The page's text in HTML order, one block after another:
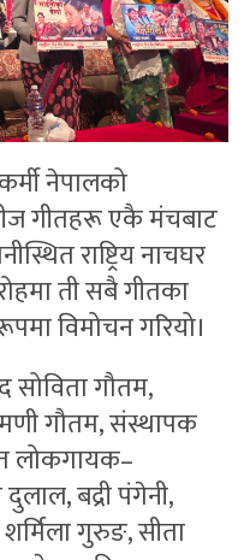
नेपालको
गीतहरू एकै मंचबाट
राष्ट्रिय नाचघर
ती सबै गीतका
विमोचन गरियो।
सोविता गौतम,
गौतम, संस्थापक
लोकगायक–
बद्री पंगेनी,
गुरुङ, सीता